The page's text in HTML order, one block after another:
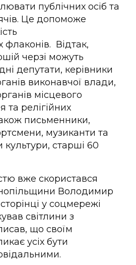
публічних осіб та
Це допоможе
флаконів. Відтак,
черзі можуть
депутати, керівники
виконавчої влади,
місцевого
та релігійних
письменники,
музиканти та
культури, старші 60
вже скористався
Володимир
у соцмережі
світлини з
що своїм
усіх бути